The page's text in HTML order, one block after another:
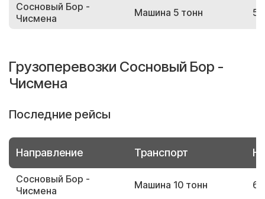
Сосновый Бор -
Чисмена
Машина 5 тонн
Грузоперевозки Сосновый Бор -
Чисмена
Последние рейсы
Направление Транспорт
Сосновый Бор -
Чисмена
Машина 10 тонн